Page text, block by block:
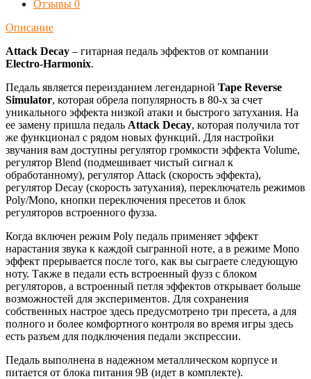
Отзывы 0
Описание
Attack Decay – гитарная педаль эффектов от компании
Electro-Harmonix.
Педаль является переизданием легендарной Tape Reverse
Simulator, которая обрела популярность в 80-х за счет
уникального эффекта низкой атаки и быстрого затухания. На
ее замену пришла педаль Attack Decay, которая получила тот
же функционал с рядом новых функций. Для настройки
звучания вам доступны регулятор громкости эффекта Volume,
регулятор Blend (подмешивает чистый сигнал к
обработанному), регулятор Attack (скорость эффекта),
регулятор Decay (скорость затухания), переключатель режимов
Poly/Mono, кнопки переключения пресетов и блок
регуляторов встроенного фузза.
Когда включен режим Poly педаль применяет эффект
нарастания звука к каждой сыгранной ноте, а в режиме Mono
эффект прерывается после того, как вы сыграете следующую
ноту. Также в педали есть встроенный фузз с блоком
регуляторов, а встроенный петля эффектов открывает больше
возможностей для экспериментов. Для сохранения
собственных настрое здесь предусмотрено три пресета, а для
полного и более комфортного контроля во время игры здесь
есть разъем для подключения педали экспрессии.
Педаль выполнена в надежном металлическом корпусе и
питается от блока питания 9В (идет в комплекте).